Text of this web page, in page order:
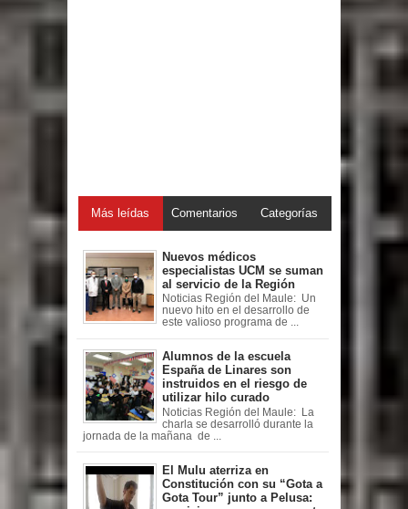
Más leídas Comentarios Categorías
Nuevos médicos
especialistas UCM se suman
al servicio de la Región
Noticias Región del Maule: Un
nuevo hito en el desarrollo de
este valioso programa de ...
Alumnos de la escuela
España de Linares son
instruidos en el riesgo de
utilizar hilo curado
Noticias Región del Maule: La
charla se desarrolló durante la
jornada de la mañana de ...
El Mulu aterriza en
Constitución con su “Gota a
Gota Tour” junto a Pelusa: